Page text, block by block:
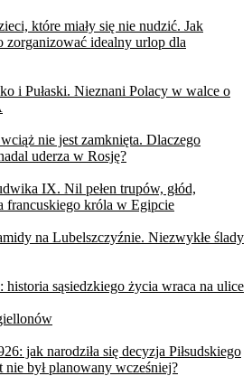
które miały się nie nudzić. Jak
zorganizować idealny urlop dla
i Pułaski. Nieznani Polacy w walce o
nie jest zamknięta. Dlaczego
uderza w Rosję?
IX. Nil pełen trupów, głód,
francuskiego króla w Egipcie
na Lubelszczyźnie. Niezwykłe ślady
historia sąsiedzkiego życia wraca na ulice
jak narodziła się decyzja Piłsudskiego
był planowany wcześniej?